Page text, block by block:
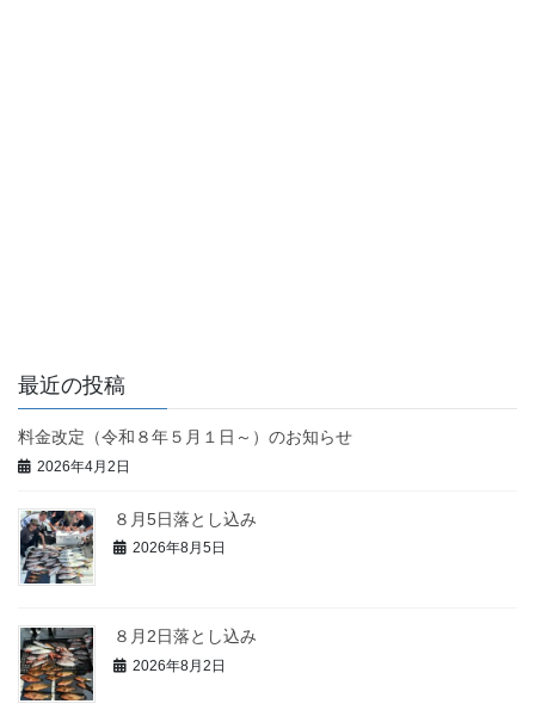
最近の投稿
料金改定（令和８年５月１日～）のお知らせ
2026年4月2日
８月5日落とし込み
2026年8月5日
８月2日落とし込み
2026年8月2日